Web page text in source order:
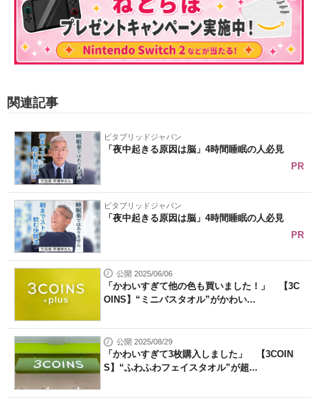
関連記事
ビタブリッドジャパン
「夜中起きる原因は脳」4時間睡眠の人必見
PR
ビタブリッドジャパン
「夜中起きる原因は脳」4時間睡眠の人必見
PR
公開 2025/06/06
「かわいすぎて他の色も買いました！」 【3C
OINS】“ミニバスタオル”がかわい...
公開 2025/08/29
「かわいすぎて3枚購入しました」 【3COIN
S】“ふわふわフェイスタオル”が超...